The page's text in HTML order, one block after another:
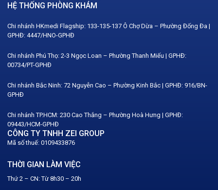
HỆ THỐNG PHÒNG KHÁM
Chi nhánh HKmedi Flagship: 133-135-137 Ô Chợ Dừa – Phường Đống Đa |
GPHĐ: 4447/HNO-GPHĐ
Chi nhánh Phú Thọ: 2-3 Ngọc Loan – Phường Thanh Miếu | GPHĐ:
00734/PT-GPHĐ
Chi nhánh Bắc Ninh: 72 Nguyễn Cao – Phường Kinh Bắc | GPHĐ: 916/BN-
GPHĐ
Chi nhánh TP.HCM: 230 Cao Thắng – Phường Hoà Hưng | GPHĐ:
09443/HCM-GPHĐ
CÔNG TY TNHH ZEI GROUP
Mã số thuế: 0109433876
THỜI GIAN LÀM VIỆC
Thứ 2 – CN: Từ 8h30 – 20h